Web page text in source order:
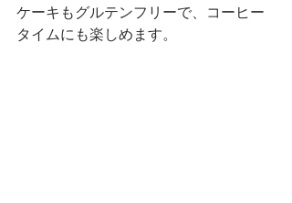
ケーキもグルテンフリーで、コーヒー
タイムにも楽しめます。